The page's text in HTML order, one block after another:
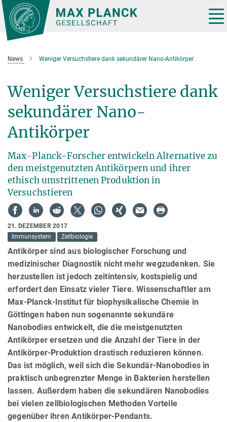
Hauptinhalt
News Weniger Versuchstiere dank sekundärer Nano-Antikörper
Weniger Versuchstiere dank
sekundärer Nano-
Antikörper
Max-Planck-Forscher entwickeln Alternative zu
den meistgenutzten Antikörpern und ihrer
ethisch umstrittenen Produktion in
Versuchstieren
21. DEZEMBER 2017
Immunsystem
Zellbiologie
Antikörper sind aus biologischer Forschung und
medizinischer Diagnostik nicht mehr wegzudenken. Sie
herzustellen ist jedoch zeitintensiv, kostspielig und
erfordert den Einsatz vieler Tiere. Wissenschaftler am
Max-Planck-Institut für biophysikalische Chemie in
Göttingen haben nun sogenannte sekundäre
Nanobodies entwickelt, die die meistgenutzten
Antikörper ersetzen und die Anzahl der Tiere in der
Antikörper-Produktion drastisch reduzieren können.
Das ist möglich, weil sich die Sekundär-Nanobodies in
praktisch unbegrenzter Menge in Bakterien herstellen
lassen. Außerdem haben die sekundären Nanobodies
bei vielen zellbiologischen Methoden Vorteile
gegenüber ihren Antikörper-Pendants.